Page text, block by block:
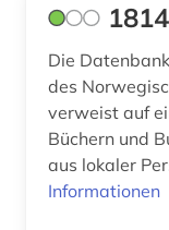
Die
des
verweist auf
Büchern und
aus lokaler
Informationen